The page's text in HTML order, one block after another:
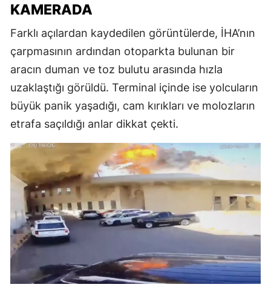
KAMERADA
Farklı açılardan kaydedilen görüntülerde, İHA’nın
çarpmasının ardından otoparkta bulunan bir
aracın duman ve toz bulutu arasında hızla
uzaklaştığı görüldü. Terminal içinde ise yolcuların
büyük panik yaşadığı, cam kırıkları ve molozların
etrafa saçıldığı anlar dikkat çekti.